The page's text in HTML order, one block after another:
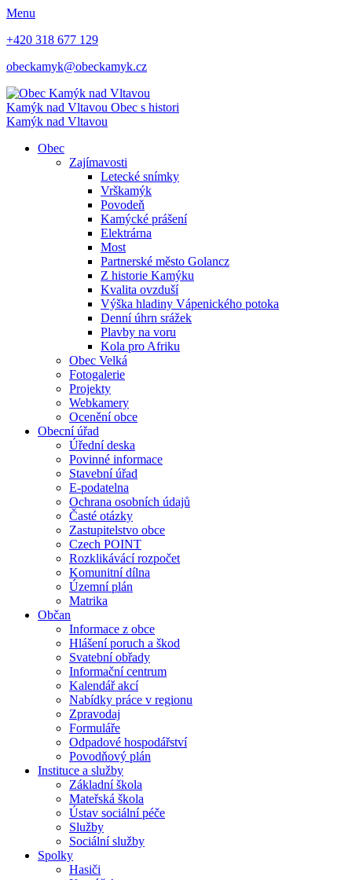
Menu
+420 318 677 129
obeckamyk@obeckamyk.cz
Kamýk nad Vltavou Obec s histori
Kamýk nad Vltavou
Obec
Zajímavosti
Letecké snímky
Vrškamýk
Povodeň
Kamýcké prášení
Elektrárna
Most
Partnerské město Golancz
Z historie Kamýku
Kvalita ovzduší
Výška hladiny Vápenického potoka
Denní úhrn srážek
Plavby na voru
Kola pro Afriku
Obec Velká
Fotogalerie
Projekty
Webkamery
Ocenění obce
Obecní úřad
Úřední deska
Povinné informace
Stavební úřad
E-podatelna
Ochrana osobních údajů
Časté otázky
Zastupitelstvo obce
Czech POINT
Rozklikávácí rozpočet
Komunitní dílna
Územní plán
Matrika
Občan
Informace z obce
Hlášení poruch a škod
Svatební obřady
Informační centrum
Kalendář akcí
Nabídky práce v regionu
Zpravodaj
Formuláře
Odpadové hospodářství
Povodňový plán
Instituce a služby
Základní škola
Mateřská škola
Ústav sociální péče
Služby
Sociální služby
Spolky
Hasiči